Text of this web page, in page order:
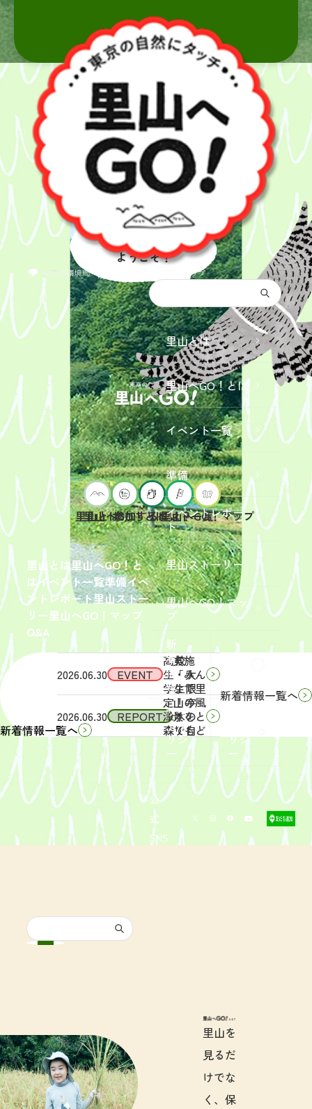
都庁総合トップ
里山とは里山へGO！と
はイベント一覧準備イベ
ントレポート里山ストー
リー里山へGO！マップ
Q&A
里山とは
里山へGO！とは
イベント一覧
準備
イベントレポー
ト
里山ストーリー
里山へGO！マッ
プ
新
着
情
報
サイ
トポ
リシ
ー
リシ
ー
公
式
SNS
里山へ
ようこそ！
里山とは
里山へGO！とは
参加するには？
イベント一覧
里山へGO！マップ
新着情報一覧へ
2026.06.30 EVENT
2026年9
月19日
（土）
開催
「【東
京ポイ
ント対
象】中
学生・
高校
生・大
学生限
定！宇
津木の
森で自
然体
験！」
募集を
開始し
まし
2026.06.30 REPORT
2026年
6月13
（土）
実施
「みん
なで里
山の風
景をと
りもど
そ
う！」
活動レ
ポート
を掲載
しまし
た。
新着情報一覧へ
里山へGO!と
里山を
見るだ
けでな
く、保